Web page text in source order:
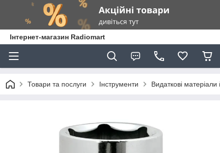
Інтернет-магазин Radiomart
Товари та послуги Інструменти Видаткові